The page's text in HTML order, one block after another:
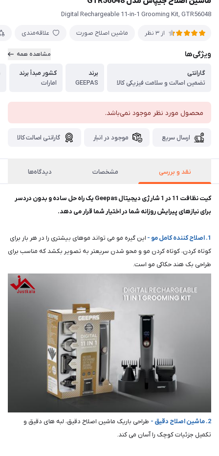
Digital Rechargeable 11-in-1 Grooming Kit, GTR56048
از 3 نظر ماشین اصلاح صورت علاقه‌مندی
ویژگی‌ها مشاهده همه
گارانتی
تضمین اصالت و سلامت فیزیکی کالا
برند
GEEPAS
کشور مبدأ برند
امارات
محصول مورد نظر موجود نمی‌باشد.
ارسال سریع موجود در انبار گارانتی اصالت کالا
نقد و بررسی مشخصات دیدگاه‌ها
کیت نظافت 11 در 1 شارژی دیجیتال Geepas یک راه حل ساده و بدون دردسر
برای نیازهای پیرایش روزانه شما در اختیار شما قرار می دهد.
1. اصلاح کننده کامل مو -
این گیره مو می تواند موهای بیشتری را در هر بار برای
کوتاه کردن، کوتاه کردن مو و محو شدن سریعتر به تصویر بکشد که مناسب برای
طراحی بک هند حکاکی مو است.
2. ماشین اصلاح دقیق -
طراحی باریک ماشین اصلاح دقیق، لبه های دقیق و
تکمیل جزئیات کوچک را آسان می کند.